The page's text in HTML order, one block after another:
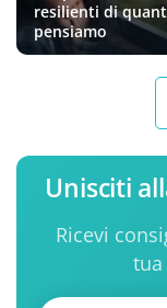
resilienti di
pensiamo
Unisciti
Ricevi
tua